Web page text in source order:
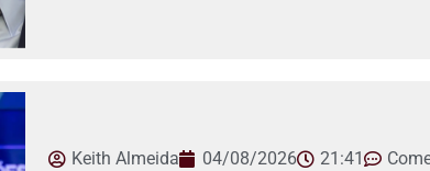
Keith Almeida 04/08/2026 21:41